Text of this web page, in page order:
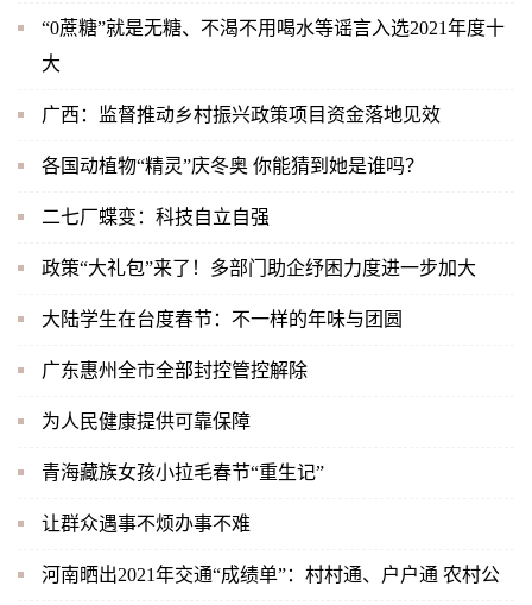
“0蔗糖”就是无糖、不渴不用喝水等谣言入选2021年度十
大
广西：监督推动乡村振兴政策项目资金落地见效
各国动植物“精灵”庆冬奥 你能猜到她是谁吗？
二七厂蝶变：科技自立自强
政策“大礼包”来了！多部门助企纾困力度进一步加大
大陆学生在台度春节：不一样的年味与团圆
广东惠州全市全部封控管控解除
为人民健康提供可靠保障
青海藏族女孩小拉毛春节“重生记”
让群众遇事不烦办事不难
河南晒出2021年交通“成绩单”：村村通、户户通 农村公